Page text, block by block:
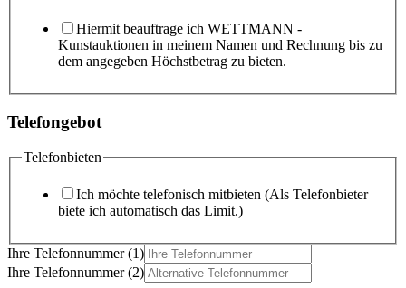
Hiermit beauftrage ich WETTMANN -
Kunstauktionen in meinem Namen und Rechnung bis zu
dem angegeben Höchstbetrag zu bieten.
Telefongebot
Telefonbieten
Ich möchte telefonisch mitbieten (Als Telefonbieter
biete ich automatisch das Limit.)
Ihre Telefonnummer (1)
Ihre Telefonnummer (2)